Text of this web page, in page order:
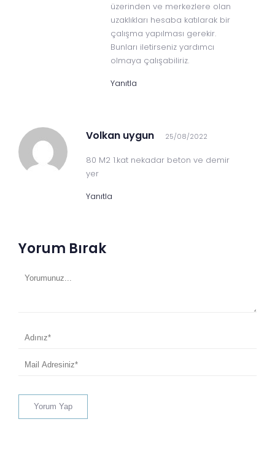
üzerinden ve merkezlere olan
uzaklıkları hesaba katılarak bir
çalışma yapılması gerekir.
Bunları iletirseniz yardımcı
olmaya çalışabiliriz.
Yanıtla
Volkan uygun 25/08/2022
80 M2 1.kat nekadar beton ve demir
yer
Yanıtla
Yorum Bırak